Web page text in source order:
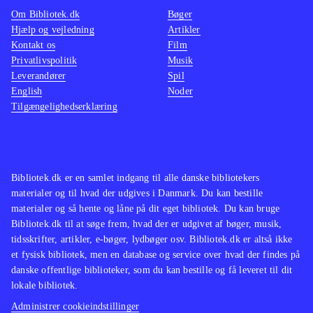
The walking dead (Sæson 2, Xbox
One) og Back to the future - the
game (Playstation 4)
Det er Telltale
Games, der står bag og de har
tidligere fået ros for kapitelopdelte
adventures som The wolf among us
4).
Bibliotek.dk er en samlet indgang til alle danske bibliotekers
materialer og til hvad der udgives i Danmark. Du kan bestille
materialer og så hente og låne på dit eget bibliotek. Du kan bruge
Bibliotek.dk til at søge frem, hvad der er udgivet af bøger, musik,
tidsskrifter, artikler, e-bøger, lydbøger osv. Bibliotek.dk er altså ikke
et fysisk bibliotek, men en database og service over hvad der findes på
danske offentlige biblioteker, som du kan bestille og få leveret til dit
lokale bibliotek.
Administrer cookieindstillinger
Om Bibliotek.dk
Hjælp og vejledning
Kontakt os
Privatlivspolitik
Leverandører
English
Tilgængelighedserklæring
Bøger
Artikler
Film
Musik
Spil
Noder